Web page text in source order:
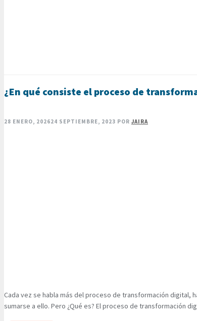
¿En qué consiste el proceso de
28 ENERO, 202624 SEPTIEMBRE, 2023 POR JAIRA
Cada vez se habla más del proceso de transformación digital,
sumarse a ello. Pero ¿Qué es? El proceso de transformación